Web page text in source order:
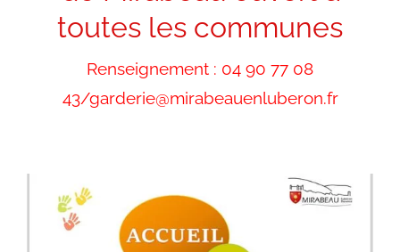
toutes les communes
Renseignement : 04 90 77 08
43/garderie@mirabeauenluberon.fr